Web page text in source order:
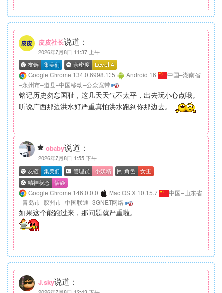
皮皮社长说道：
2026年7月8日 11:37 上午
Google Chrome 134.0.6998.135 Android 16
中国–湖南省
–永州市–道县–中国移动–公众宽带
铭记历史勿忘国耻，这几天天气不太平，出去玩小心点哦。
听说广西那边洪水好严重真怕洪水跑到你那边去。
obaby说道：
2026年7月8日 1:55 下午
Google Chrome 146.0.0.0 Mac OS X 10.15.7
中国–山东省
–青岛市–胶州市–中国联通–3GNET网络
如果这个能跑过来，那问题就严重啦。
J.sky说道：